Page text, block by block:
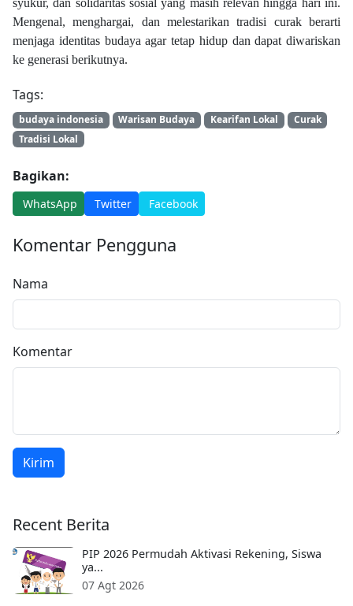
syukur, dan solidaritas sosial yang masih relevan hingga hari ini.
Mengenal, menghargai, dan melestarikan tradisi curak berarti
menjaga identitas budaya agar tetap hidup dan dapat diwariskan
ke generasi berikutnya.
Tags:
budaya indonesia Warisan Budaya Kearifan Lokal
Curak
Tradisi Lokal
Bagikan:
WhatsApp Twitter Facebook
Komentar Pengguna
Nama
Komentar
Kirim
Recent Berita
PIP 2026 Permudah Aktivasi Rekening, Siswa
ya...
07 Agt 2026